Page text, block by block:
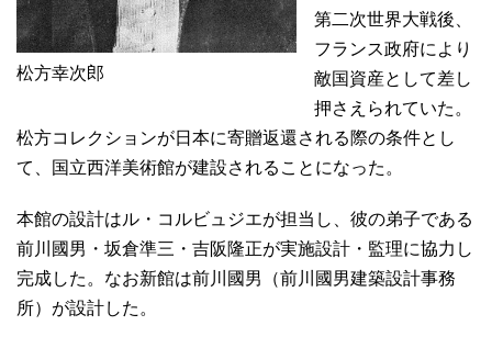
松方幸次郎
第二次世界大戦後、
フランス政府により
敵国資産として差し
押さえられていた。
松方コレクションが日本に寄贈返還される際の条件とし
て、国立西洋美術館が建設されることになった。
本館の設計はル・コルビュジエが担当し、彼の弟子である
前川國男・坂倉準三・吉阪隆正が実施設計・監理に協力し
完成した。なお新館は前川國男（前川國男建築設計事務
所）が設計した。